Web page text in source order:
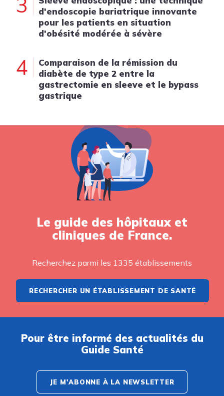
3
d'endoscopie bariatrique innovante
pour les patients en situation
d'obésité modérée à sévère
4
Comparaison de la rémission du
diabète de type 2 entre la
gastrectomie en sleeve et le bypass
gastrique
Le guide des hôpitaux et
cliniques de France.
Recherchez parmi les 1335 établissements
RECHERCHER UN ÉTABLISSEMENT DE SANTÉ
Pour être informé des actualités du
Guide Santé
JE M'ABONNE À LA NEWSLETTER